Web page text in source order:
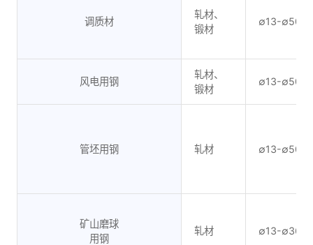
调质材
轧材、
锻材
∅13-
风电用钢
轧材、
锻材
∅13-
管坯用钢 轧材 ∅13-
矿山磨球
用钢
轧材 ∅13-